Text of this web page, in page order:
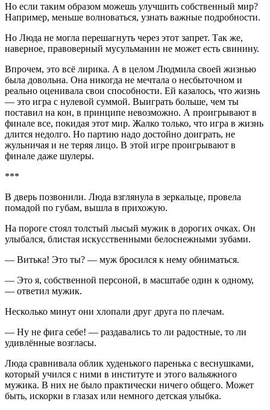
Но если таким образом можешь улучшить собственный мир?
Например, меньше волноваться, узнать важные подробности.
Но Люда не могла перешагнуть через этот запрет. Так же,
наверное, правоверный мусульманин не может есть свинину.
Впрочем, это всё лирика. А в целом Людмила своей жизнью
была довольна. Она никогда не мечтала о несбыточном и
реально оценивала свои способности. Ей казалось, что жизнь
— это игра с нулевой суммой. Выиграть больше, чем ты
поставил на кон, в принципе невозможно. А проигрывают в
финале все, покидая этот мир. Жалко только, что игра в жизнь
длится недолго. Но партию надо достойно доиграть, не
жульничая и не теряя лицо. В этой игре проигрывают в
финале даже шулеры.
***
В дверь позвонили. Люда взглянула в зеркальце, провела
помадой по губам, вышла в прихожую.
На пороге стоял толстый лысый мужик в дорогих очках. Он
улыбался, блистая искусственными белоснежными зубами.
— Витька! Это ты? — муж бросился к нему обниматься.
— Это я, собственной персоной, в масштабе один к одному,
— ответил мужик.
Несколько минут они хлопали друг друга по плечам.
— Ну не фига себе! — раздавались то ли радостные, то ли
удивлённые возгласы.
Люда сравнивала облик худенького паренька с веснушками,
который учился с ними в институте и этого вальяжного
мужика. В них не было практически ничего общего. Может
быть, искорки в глазах или немного детская улыбка.